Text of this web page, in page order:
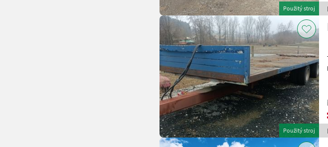
Použitý stroj
Použitý stroj